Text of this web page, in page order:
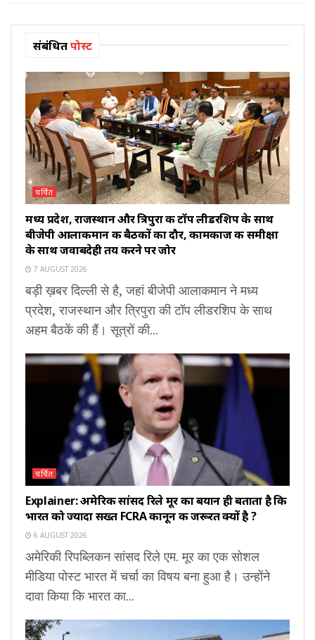
संबंधितपोस्ट
चर्चित
मध्य प्रदेश, राजस्थान और त्रिपुरा की टॉप लीडरशिप के साथ
बीजेपी आलाकमान की बैठकों का दौर, कामकाज की समीक्षा
के साथ जवाबदेही तय करने पर जोर
7 AUGUST 2026
बड़ी ख़बर दिल्ली से है, जहां बीजेपी आलाकमान ने मध्य
प्रदेश, राजस्थान और त्रिपुरा की टॉप लीडरशिप के साथ
अहम बैठकें की हैं। सूत्रों की...
चर्चित
Explainer: अमेरिकी सांसद रिले मूर का बयान ही बताता है कि
भारत को ज्यादा सख्त FCRA कानून की जरूरत क्यों है ?
6 AUGUST 2026
अमेरिकी रिपब्लिकन सांसद रिले एम. मूर का एक सोशल
मीडिया पोस्ट भारत में चर्चा का विषय बना हुआ है। उन्होंने
दावा किया कि भारत का...